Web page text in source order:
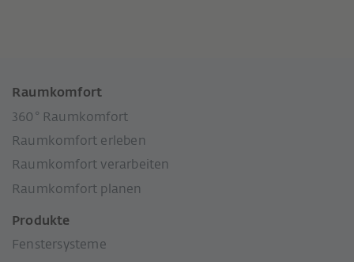
Raumkomfort
360° Raumkomfort
Raumkomfort erleben
Raumkomfort verarbeiten
Raumkomfort planen
Produkte
Fenstersysteme